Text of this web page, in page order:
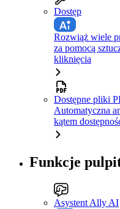
Dostęp
Rozwiąż wiele
za pomocą
kliknięcia
Dostępne pliki
Automatyczna
kątem
Funkcje
Asystent Ally AI